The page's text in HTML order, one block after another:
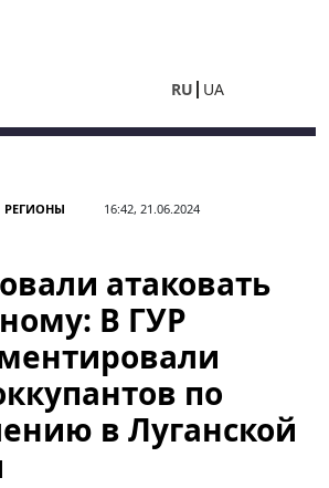
RU UA
РЕГИОНЫ 16:42, 21.06.2024
атаковать
В ГУР
по
в Луганской